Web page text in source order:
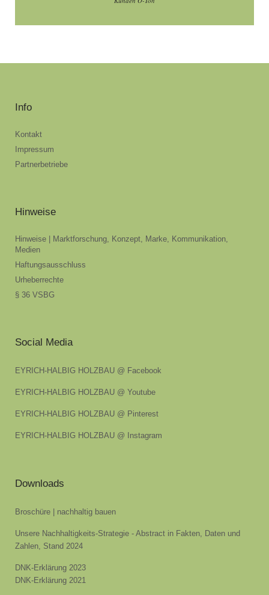
Info
Kontakt
Impressum
Partnerbetriebe
Hinweise
Hinweise | Marktforschung, Konzept, Marke, Kommunikation,
Medien
Haftungsausschluss
Urheberrechte
§ 36 VSBG
Social Media
EYRICH-HALBIG HOLZBAU @ Facebook
EYRICH-HALBIG HOLZBAU @ Youtube
EYRICH-HALBIG HOLZBAU @ Pinterest
EYRICH-HALBIG HOLZBAU @ Instagram
Downloads
Broschüre | nachhaltig bauen
Unsere Nachhaltigkeits-Strategie - Abstract in Fakten, Daten und
Zahlen, Stand 2024
DNK-Erklärung 2023
DNK-Erklärung 2021